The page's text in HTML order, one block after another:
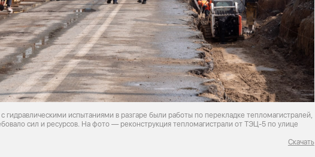
гидравлическими испытаниями в разгаре были работы по перекладке тепломагистралей,
сил и ресурсов. На фото — реконструкция тепломагистрали от ТЭЦ-5 по улице
Скачать